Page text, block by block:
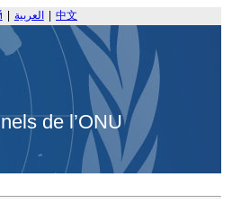
العربية 中文
de l’ONU